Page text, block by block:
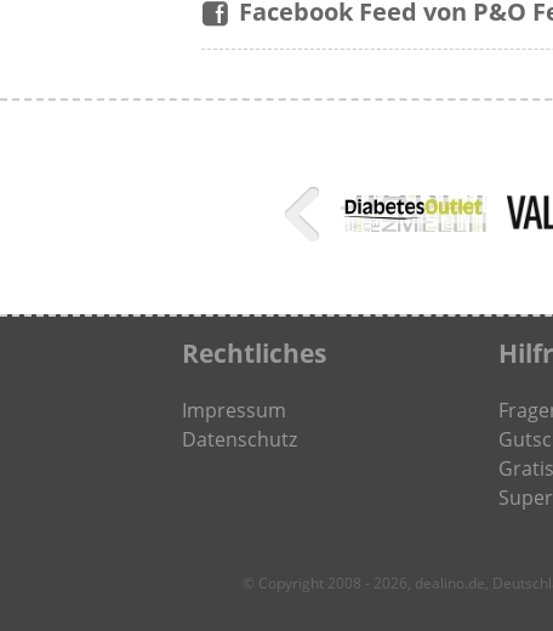
Facebook Feed von P&O
Rechtliches
Impressum
Datenschutz
© Copyright 2008 - 2026, dealino.de,